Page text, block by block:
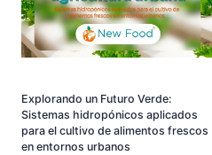
Explorando un Futuro Verde:
Sistemas hidropónicos aplicados
para el cultivo de alimentos frescos
en entornos urbanos